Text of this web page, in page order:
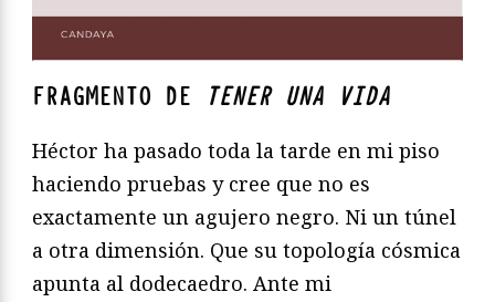
FRAGMENTO DE TENER UNA VIDA
Héctor ha pasado toda la tarde en mi piso
haciendo pruebas y cree que no es
exactamente un agujero negro. Ni un túnel
a otra dimensión. Que su topología cósmica
apunta al dodecaedro. Ante mi